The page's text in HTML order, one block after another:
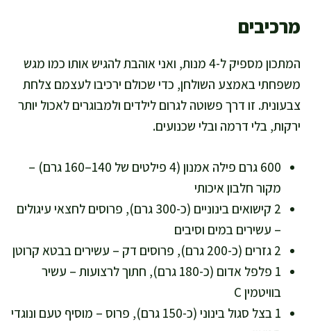
מרכיבים
המתכון מספיק ל-4 מנות, ואני אוהבת להגיש אותו כמו מגש
משפחתי באמצע השולחן, כדי שכולם ירכיבו לעצמם צלחת
צבעונית. זו דרך פשוטה לגרום לילדים ולמבוגרים לאכול יותר
ירקות, בלי דרמה ובלי שכנועים.
600 גרם פילה אמנון (4 פילטים של 140–160 גרם) –
מקור חלבון איכותי
2 קישואים בינוניים (כ-300 גרם), פרוסים לחצאי עיגולים
– עשירים במים וסיבים
2 גזרים (כ-200 גרם), פרוסים דק – עשירים בבטא קרוטן
1 פלפל אדום (כ-180 גרם), חתוך לרצועות – עשיר
בוויטמין C
1 בצל סגול בינוני (כ-150 גרם), פרוס – מוסיף טעם ונוגדי